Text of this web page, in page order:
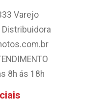
Varejo
8h ás 18h